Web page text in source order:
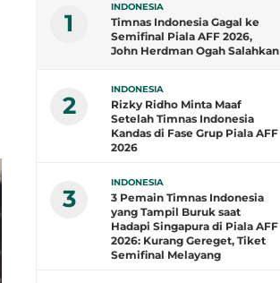
1
INDONESIA
Timnas Indonesia Gagal ke
Semifinal Piala AFF 2026,
John Herdman Ogah Salahkan
2
INDONESIA
Rizky Ridho Minta Maaf
Setelah Timnas Indonesia
Kandas di Fase Grup Piala AFF
2026
3
INDONESIA
3 Pemain Timnas Indonesia
yang Tampil Buruk saat
Hadapi Singapura di Piala AFF
2026: Kurang Gereget, Tiket
Semifinal Melayang